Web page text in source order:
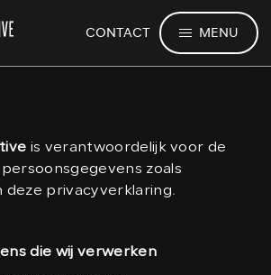
CONTACT MENU
is verantwoordelijk voor de
zoals
deze privacyverklaring.
die wij verwerken